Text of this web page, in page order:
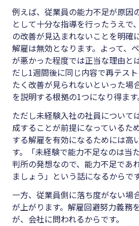
例えば、従業員の能力不足が原因
として十分な指導を行ったうえで
の改善が見込まれないことを明確
解雇は無効となります。よって、
が悪かった程度では正当な理由と
だし1週間後に同じ内容で再テス
たく改善が見られないといった場
を説明する根拠の1つになり得ます
ただし未経験入社の社員について
成することが前提になっているた
する解雇を有効になるためには高
す。「未経験で能力不足なのは当
判所の発想なので、能力不足であ
ましょう」という話になるからです
一方、従業員側に落ち度がない場
が上がります。解雇回避努力義務
が、会社に問われるからです。